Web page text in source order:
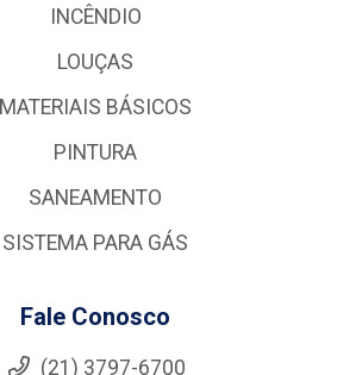
INCÊNDIO
LOUÇAS
MATERIAIS BÁSICOS
PINTURA
SANEAMENTO
SISTEMA PARA GÁS
Fale Conosco
(21) 3797-6700